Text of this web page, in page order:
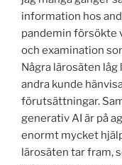
information hos
pandemin försökte
och examination
Några lärosäten
andra kunde
förutsättningar.
generativ AI är på
enormt mycket
lärosäten tar fram,